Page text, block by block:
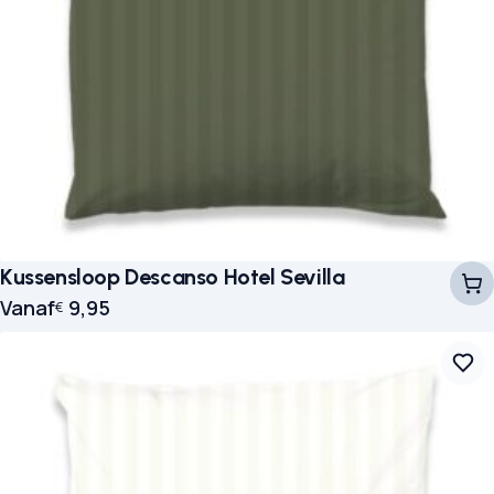
Kussensloop Descanso Hotel Sevilla
Vanaf€ 9,95